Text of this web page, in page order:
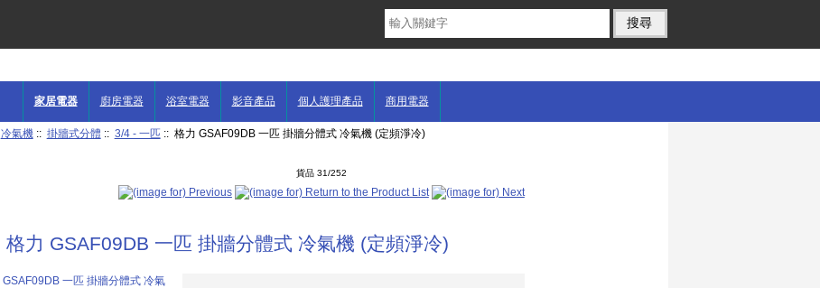
家居電器 廚房電器 浴室電器 影音產品 個人護理產品 商用電器
冷氣機:: 掛牆式分體 :: 3/4 - 一匹 :: 格力 GSAF09DB 一匹 掛牆分體式 冷氣機 (定頻淨冷)
貨品 31/252
格力 GSAF09DB 一匹 掛牆分體式 冷氣機 (定頻淨冷)